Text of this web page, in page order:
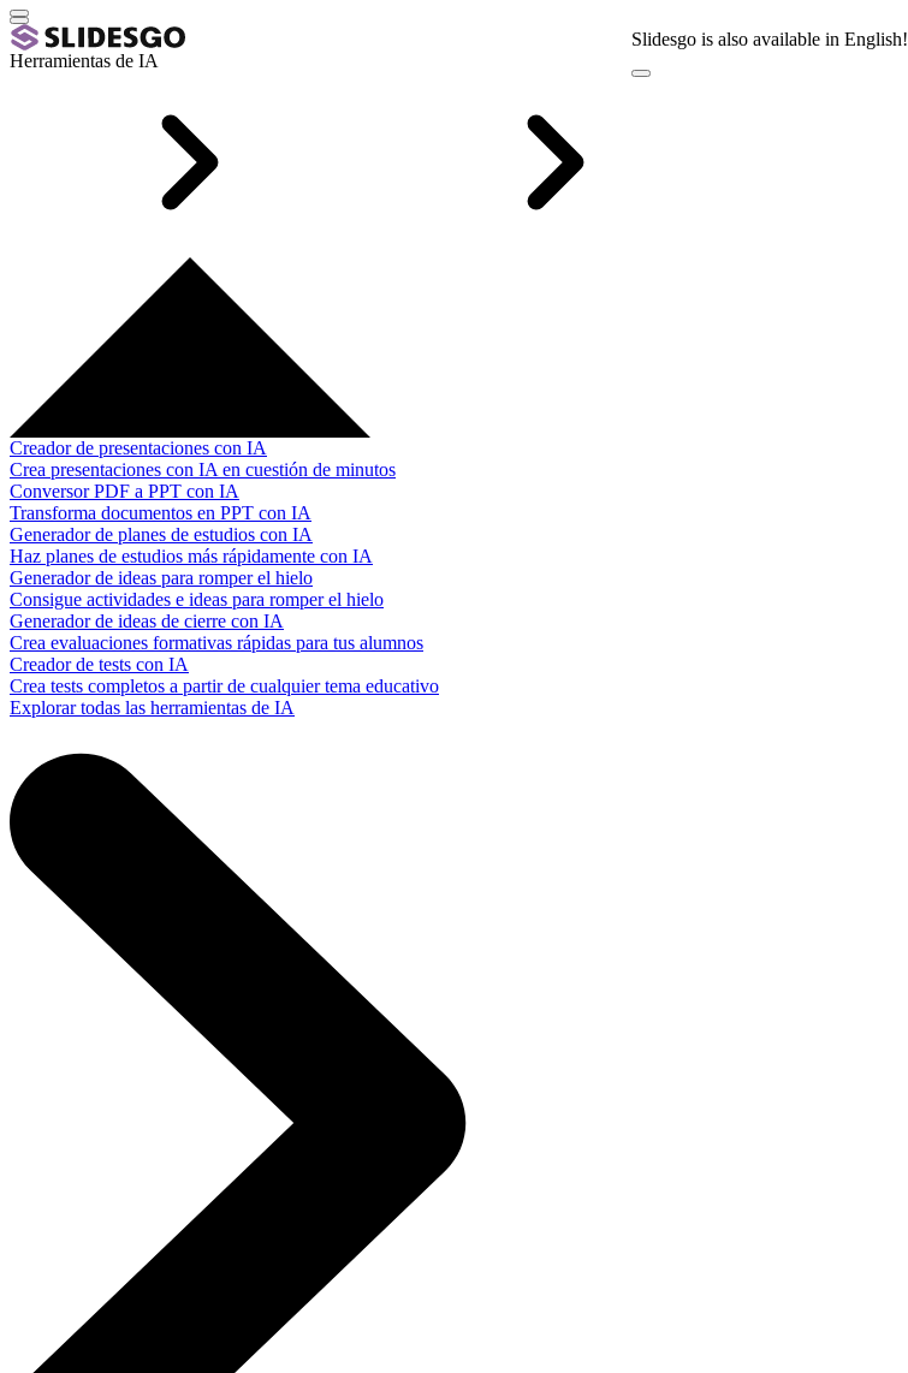
Slidesgo is also available in English!
Herramientas de IA
Creador de presentaciones con IA
Crea presentaciones con IA en cuestión de minutos
Conversor PDF a PPT con IA
Transforma documentos en PPT con IA
Generador de planes de estudios con IA
Haz planes de estudios más rápidamente con IA
Generador de ideas para romper el hielo
Consigue actividades e ideas para romper el hielo
Generador de ideas de cierre con IA
Crea evaluaciones formativas rápidas para tus alumnos
Creador de tests con IA
Crea tests completos a partir de cualquier tema educativo
Explorar todas las herramientas de IA